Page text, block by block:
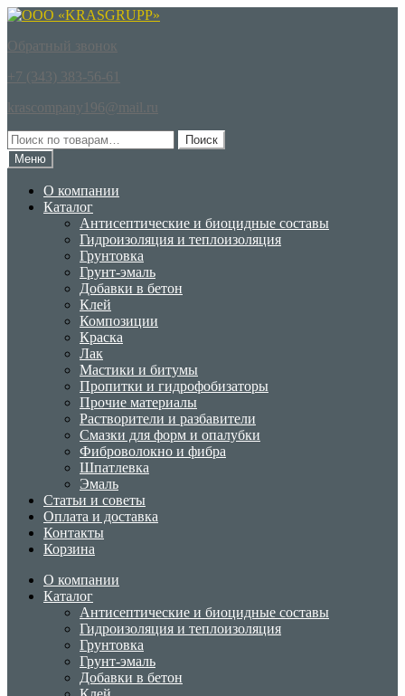
Перейти
навигации
Перейти
содержимому
Обратный звонок
+7 (343) 383-56-61
krascompany196@mail.ru
Искать:
Поиск
Меню
О компании
Каталог
Антисептические и биоцидные составы
Гидроизоляция и теплоизоляция
Грунтовка
Грунт-эмаль
Добавки в бетон
Клей
Композиции
Краска
Лак
Мастики и битумы
Пропитки и гидрофобизаторы
Прочие материалы
Растворители и разбавители
Смазки для форм и опалубки
Фиброволокно и фибра
Шпатлевка
Эмаль
Статьи и советы
Оплата и доставка
Контакты
Корзина
О компании
Каталог
Антисептические и биоцидные составы
Гидроизоляция и теплоизоляция
Грунтовка
Грунт-эмаль
Добавки в бетон